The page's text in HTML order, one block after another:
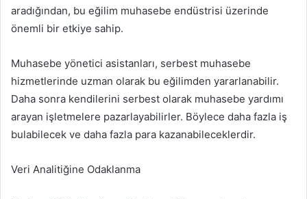
aradığından, bu eğilim muhasebe endüstrisi üzerinde
önemli bir etkiye sahip.
Muhasebe yönetici asistanları, serbest muhasebe
hizmetlerinde uzman olarak bu eğilimden yararlanabilir.
Daha sonra kendilerini serbest olarak muhasebe yardımı
arayan işletmelere pazarlayabilirler. Böylece daha fazla iş
bulabilecek ve daha fazla para kazanabileceklerdir.
Veri Analitiğine Odaklanma